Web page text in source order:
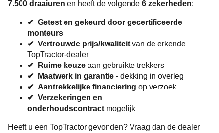
7.500 draaiuren en heeft de volgende 6 zekerheden:
✔ Getest en gekeurd door gecertificeerde
monteurs
✔ Vertrouwde prijs/kwaliteit van de erkende
TopTractor-dealer
✔ Ruime keuze aan gebruikte trekkers
✔ Maatwerk in garantie - dekking in overleg
✔ Aantrekkelijke financiering op verzoek
✔ Verzekeringen en
onderhoudscontract mogelijk
Heeft u een TopTractor gevonden? Vraag dan de dealer